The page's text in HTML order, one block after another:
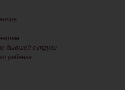
бывшей супруги
ребенка